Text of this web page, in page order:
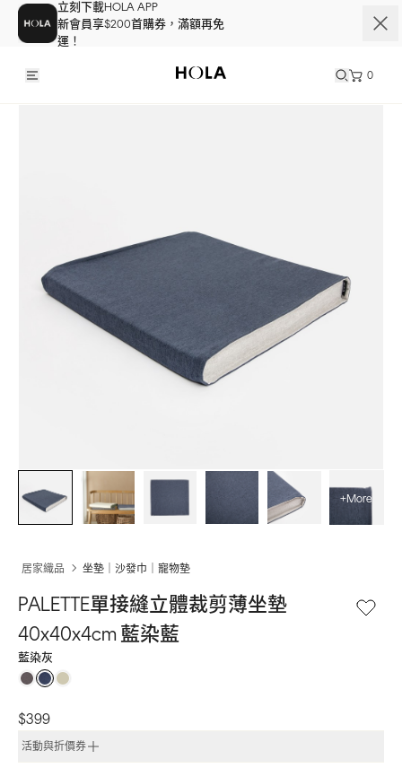
立刻下載HOLA APP
新會員享$200首購券，滿額再免
運！
0
+More
居家織品 坐墊｜沙發巾｜寵物墊
PALETTE單接縫立體裁剪薄坐墊
40x40x4cm 藍染藍
藍染灰
$399
活動與折價券